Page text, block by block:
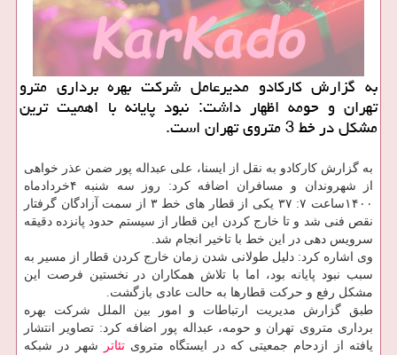
به گزارش کارکادو مدیرعامل شرکت بهره برداری مترو
تهران و حومه اظهار داشت: نبود پایانه با اهمیت ترین
مشکل در خط 3 متروی تهران است.
به گزارش کارکادو به نقل از ایسنا، علی عبداله پور ضمن عذر خواهی
از شهروندان و مسافران اضافه کرد: روز سه شنبه ۴خردادماه
۱۴۰۰ساعت ۷: ۳۷ یکی از قطار های خط ۳ از سمت آزادگان گرفتار
نقص فنی شد و تا خارج کردن این قطار از سیستم حدود پانزده دقیقه
سرویس دهی در این خط با تاخیر انجام شد.
وی اشاره کرد: دلیل طولانی شدن زمان خارج کردن قطار از مسیر به
سبب نبود پایانه بود، اما با تلاش همکاران در نخستین فرصت این
مشکل رفع و حرکت قطارها به حالت عادی بازگشت.
طبق گزارش مدیریت ارتباطات و امور بین الملل شرکت بهره
برداری متروی تهران و حومه، عبداله پور اضافه کرد: تصاویر انتشار
یافته از ازدحام جمعیتی که در ایستگاه مترویتئاتر
شهر در شبکه